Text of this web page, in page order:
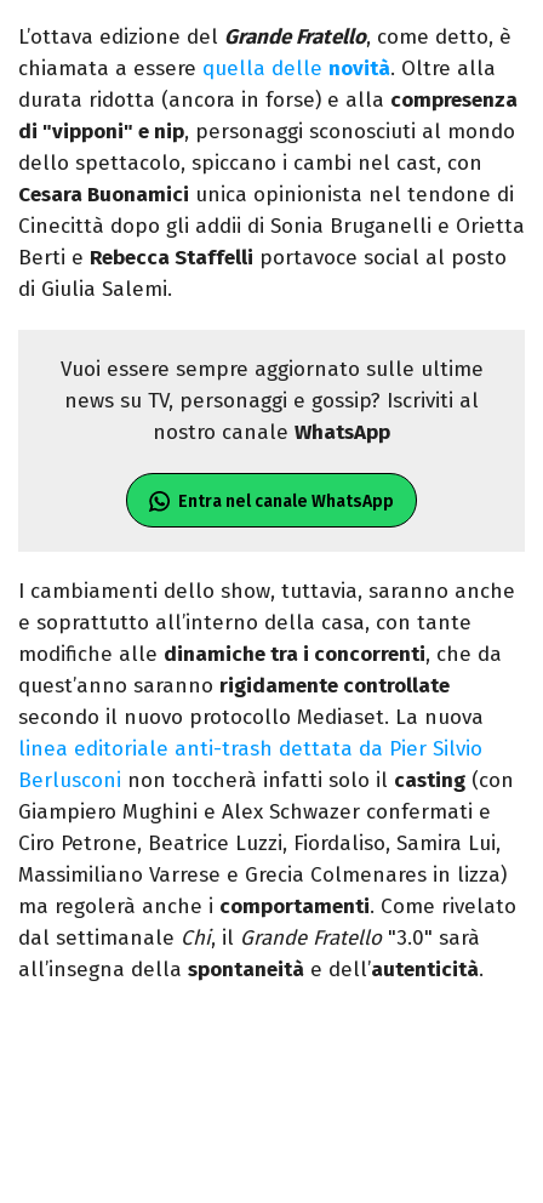
L’ottava edizione del Grande Fratello, come detto, è
chiamata a essere quella delle novità. Oltre alla
durata ridotta (ancora in forse) e alla compresenza
di "vipponi" e nip, personaggi sconosciuti al mondo
dello spettacolo, spiccano i cambi nel cast, con
Cesara Buonamici unica opinionista nel tendone di
Cinecittà dopo gli addii di Sonia Bruganelli e Orietta
Berti e Rebecca Staffelli portavoce social al posto
di Giulia Salemi.
Vuoi essere sempre aggiornato sulle ultime
news su TV, personaggi e gossip? Iscriviti al
nostro canale WhatsApp
Entra nel canale WhatsApp
I cambiamenti dello show, tuttavia, saranno anche
e soprattutto all’interno della casa, con tante
modifiche alle dinamiche tra i concorrenti, che da
quest’anno saranno rigidamente controllate
secondo il nuovo protocollo Mediaset. La nuova
linea editoriale anti-trash dettata da Pier Silvio
Berlusconi non toccherà infatti solo il casting (con
Giampiero Mughini e Alex Schwazer confermati e
Ciro Petrone, Beatrice Luzzi, Fiordaliso, Samira Lui,
Massimiliano Varrese e Grecia Colmenares in lizza)
ma regolerà anche i comportamenti. Come rivelato
dal settimanale Chi, il Grande Fratello "3.0" sarà
all’insegna della spontaneità e dell’autenticità.